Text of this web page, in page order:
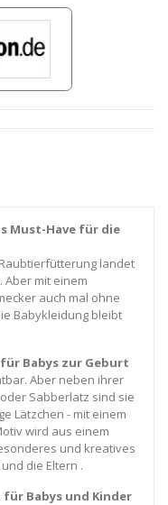
Must-Have für die
landet
Aber mit einem
auch mal ohne
Babykleidung bleibt
Babys zur Geburt
Aber neben ihrer
Sabberlatz sind sie
Lätzchen - mit einem
wird aus einem
und kreatives
die Eltern .
Babys und Kinder